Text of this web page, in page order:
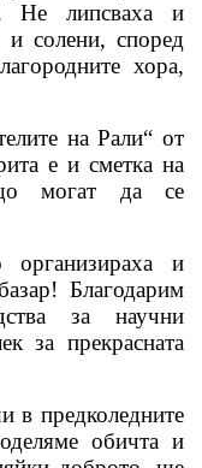
Не липсваха и
солени, според
хора,
на Рали“ от
е и сметка на
могат да се
организираха и
Благодарим
за научни
за прекрасната
в предколедните
обичта и